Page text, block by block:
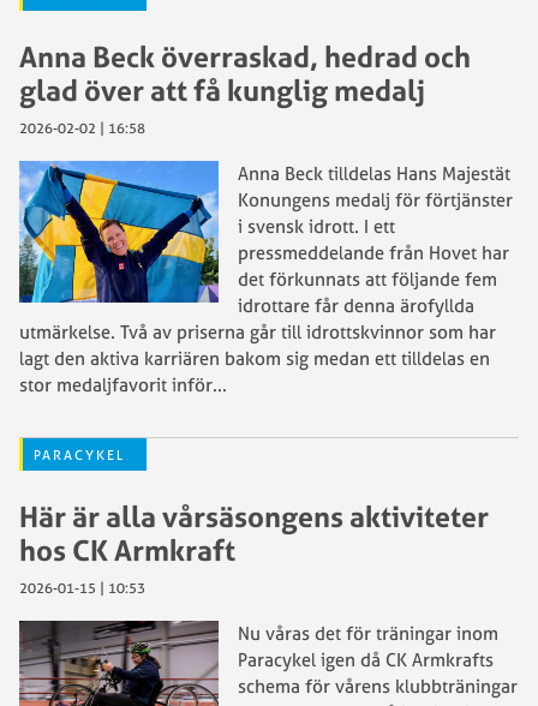
Anna Beck överraskad, hedrad och
glad över att få kunglig medalj
2026-02-02 | 16:58
Anna Beck tilldelas Hans Majestät
Konungens medalj för förtjänster
i svensk idrott. I ett
pressmeddelande från Hovet har
det förkunnats att följande fem
idrottare får denna ärofyllda
utmärkelse. Två av priserna går till idrottskvinnor som har
lagt den aktiva karriären bakom sig medan ett tilldelas en
stor medaljfavorit inför...
PARACYKEL
Här är alla vårsäsongens aktiviteter
hos CK Armkraft
2026-01-15 | 10:53
Nu våras det för träningar inom
Paracykel igen då CK Armkrafts
schema för vårens klubbträningar